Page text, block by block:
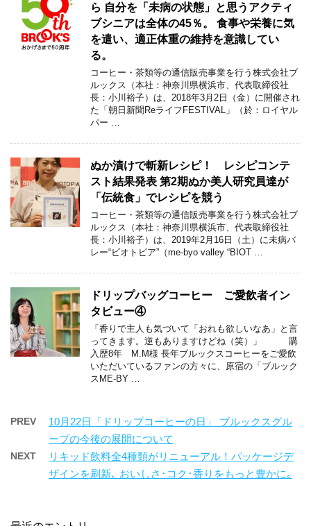
ら 自分を「未病の状態」と思うアクティ
ブシニアは全体の45％。 食事や栄養に気
を遣い、適正体重の維持を意識してい
る。
コーヒー・茶類等の通信販売事業を行う株式会社ブ
ルックス（本社：神奈川県横浜市、代表取締役社
長：小川裕子）は、2018年3月2日（金）に開催され
た「朝日新聞ReライフFESTIVAL」（於：ロイヤル
パー …
ぬか漬けで斬新レシピ！ レシピコンテ
スト結果発表 第2期ぬか美人研究員達が
「伝統食」でレシピを競う
コーヒー・茶類等の通信販売事業を行う株式会社ブ
ルックス（本社：神奈川県横浜市、代表取締役社
長：小川裕子）は、2019年2月16日（土）に未病バ
レー“ビオトピア”（me-byo valley “BIOT …
ドリップバッグコーヒー ご愛飲者イン
タビュー④
「香りで主人も気づいて「おれも欲しいなあ」と言
ってきます。逆もありますけどね（笑）」 購
入歴8年 M.M様 長年ブルックスコーヒーをご愛飲
いただいているファンの方々に、原宿の「ブルック
スME-BY …
PREV
10月22日「ドリップコーヒーの日」 ブルックスグル
ープの今後の展開について
NEXT
リキッド飲料全4種類がリニューアル！パッケージデ
ザインを刷新､ おいしさ･コク･香りをもっと豊かに｡